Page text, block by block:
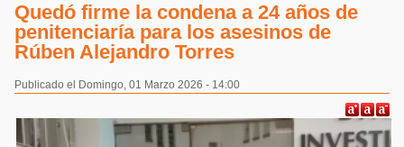
Quedó firme la condena a 24 años de
penitenciaría para los asesinos de
Rúben Alejandro Torres
Publicado el Domingo, 01 Marzo 2026 - 14:00